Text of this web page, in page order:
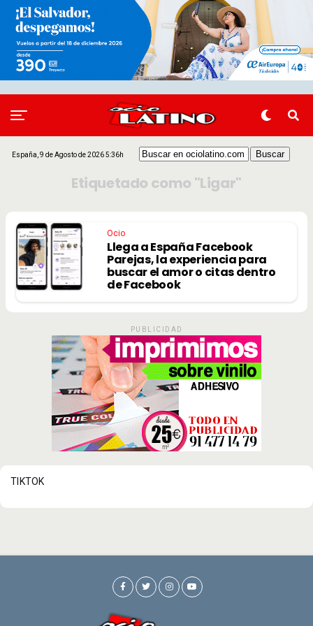
España, 9 de Agosto de 2026 5:36h
Etiquetado como "Ligar"
Ocio
Llega a España Facebook
Parejas, la experiencia para
buscar el amor o citas dentro
de Facebook
PUBLICIDAD
TIKTOK